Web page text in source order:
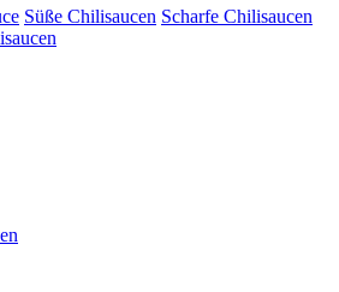
Süße Chilisaucen Scharfe Chilisaucen